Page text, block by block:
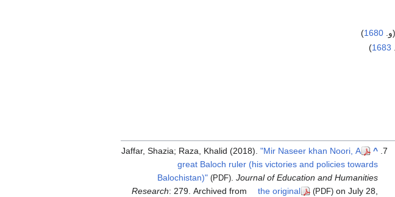
1680
)
1683
)
^
Jaffar, Shazia; Raza, Khalid (2018)."Mir Naseer khan Noori, A
great Baloch ruler (his victories and policies towards
Balochistan)" (PDF).Journal of Education and Humanities
Research: 279. Archived from the original (PDF) on July 28,